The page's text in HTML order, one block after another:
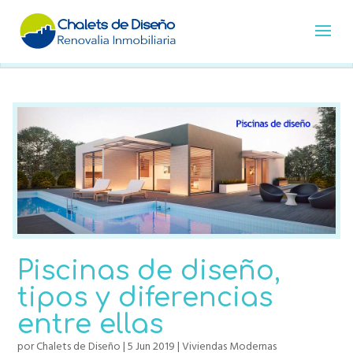
Piscinas de diseño,
tipos y diferencias
entre ellas
porChalets de Diseño |5 Jun 2019 |Viviendas Modernas